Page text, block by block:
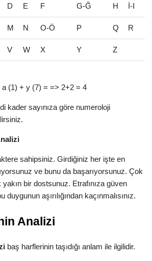
D E F G-Ğ H İ-I
M N O-Ö P Q R
V W X Y Z
(1) + y (7) = => 2+2 = 4
kader sayınıza göre numeroloji
sahipsiniz. Girdiğiniz her işte en
ve bunu da başarıyorsunuz. Çok
bir dostsunuz. Etrafınıza güven
aşırılığından kaçınmalısınız.
Analizi
baş harflerinin taşıdığı anlam ile ilgilidir.